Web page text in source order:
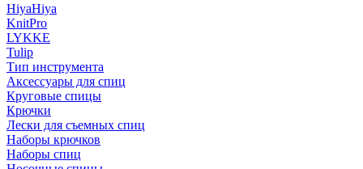
HiyaHiya
KnitPro
LYKKE
Tulip
Тип инструмента
Аксессуары для спиц
Круговые спицы
Крючки
Лески для съемных спиц
Наборы крючков
Наборы спиц